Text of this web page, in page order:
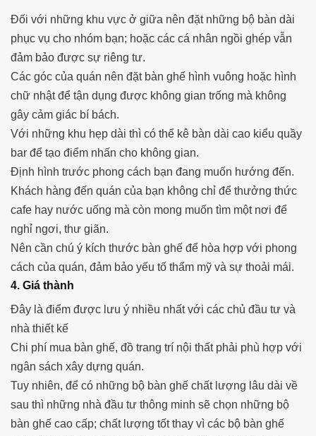
Đối với những khu vực ở giữa nên đặt những bộ bàn dài
phục vụ cho nhóm bạn; hoặc các cá nhân ngồi ghép vẫn
đảm bảo được sự riêng tư.
Các góc của quán nên đặt bàn ghế hình vuông hoặc hình
chữ nhật để tận dụng được không gian trống mà không
gây cảm giác bí bách.
Với những khu hẹp dài thì có thể kê bàn dài cao kiểu quầy
bar để tạo điểm nhấn cho không gian.
Định hình trước phong cách bạn đang muốn hướng đến.
Khách hàng đến quán của bạn không chỉ để thưởng thức
cafe hay nước uống mà còn mong muốn tìm một nơi để
nghỉ ngơi, thư giãn.
Nên cần chú ý kích thước bàn ghế để hòa hợp với phong
cách của quán, đảm bảo yếu tố thẩm mỹ và sự thoải mái.
4. Giá thành
Đây là điểm được lưu ý nhiều nhất với các chủ đầu tư và
nhà thiết kế
Chi phí mua bàn ghế, đồ trang trí nội thất phải phù hợp với
ngân sách xây dựng quán.
Tuy nhiên, để có những bộ bàn ghế chất lượng lâu dài về
sau thì những nhà đầu tư thông minh sẽ chọn những bộ
bàn ghế cao cấp; chất lượng tốt thay vì các bộ bàn ghế